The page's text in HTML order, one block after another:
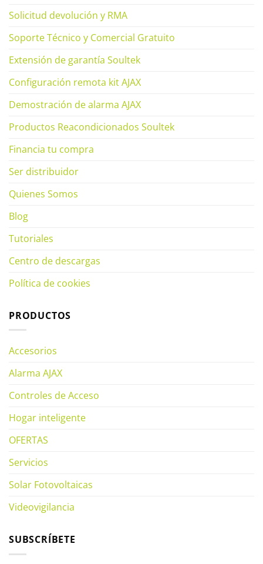
Solicitud devolución y RMA
Soporte Técnico y Comercial Gratuito
Extensión de garantía Soultek
Configuración remota kit AJAX
Demostración de alarma AJAX
Productos Reacondicionados Soultek
Financia tu compra
Ser distribuidor
Quienes Somos
Blog
Tutoriales
Centro de descargas
Política de cookies
PRODUCTOS
Accesorios
Alarma AJAX
Controles de Acceso
Hogar inteligente
OFERTAS
Servicios
Solar Fotovoltaicas
Videovigilancia
SUBSCRÍBETE